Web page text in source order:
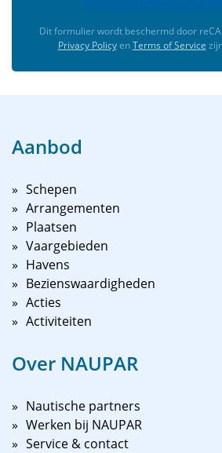
Dit formulier wordt beschermd door
Privacy PolicyenTerms of Service
Aanbod
Schepen
Arrangementen
Plaatsen
Vaargebieden
Havens
Bezienswaardigheden
Acties
Activiteiten
Over NAUPAR
Nautische partners
Werken bij NAUPAR
Service & contact